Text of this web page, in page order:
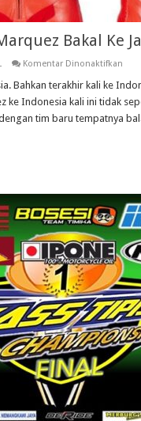
Bakal Ke
Komentar Dinonaktifkanpada
Alex
Bahkan terakhir kali ke
ke Indonesia kali ini tidak
tim baru tempatnya